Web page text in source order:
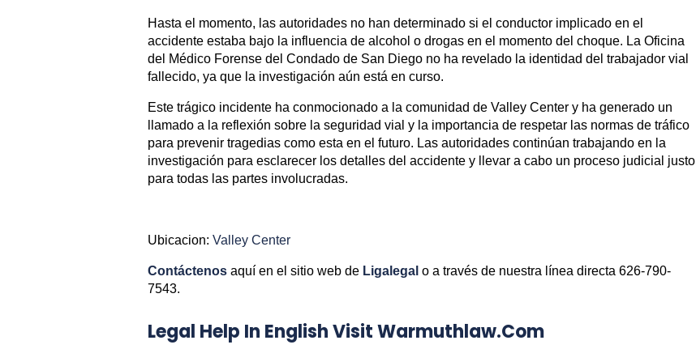
Hasta el momento, las autoridades no han determinado si el conductor implicado en el
accidente estaba bajo la influencia de alcohol o drogas en el momento del choque. La Oficina
del Médico Forense del Condado de San Diego no ha revelado la identidad del trabajador vial
fallecido, ya que la investigación aún está en curso.
Este trágico incidente ha conmocionado a la comunidad de Valley Center y ha generado un
llamado a la reflexión sobre la seguridad vial y la importancia de respetar las normas de tráfico
para prevenir tragedias como esta en el futuro. Las autoridades continúan trabajando en la
investigación para esclarecer los detalles del accidente y llevar a cabo un proceso judicial justo
para todas las partes involucradas.
Ubicacion: Valley Center
Contáctenos aquí en el sitio web de Ligalegal o a través de nuestra línea directa 626-790-
7543.
Legal Help In English Visit Warmuthlaw.com